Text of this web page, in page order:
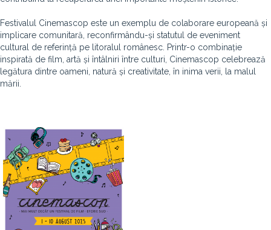
Festivalul Cinemascop este un exemplu de colaborare europeană și
implicare comunitară, reconfirmându-și statutul de eveniment
cultural de referință pe litoralul românesc. Printr-o combinație
inspirată de film, artă și întâlniri între culturi, Cinemascop celebrează
legătura dintre oameni, natură și creativitate, în inima verii, la malul
mării.